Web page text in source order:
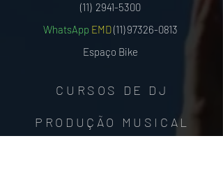
(11) 2941-5300
WhatsApp EMD(11) 97326-0813
Espaço Bike
CURSOS DE DJ
PRODUÇÃO MUSICAL